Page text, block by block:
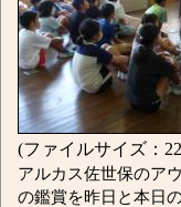
(ファイルサイズ：
アルカス佐世保のア
の鑑賞を昨日と本日